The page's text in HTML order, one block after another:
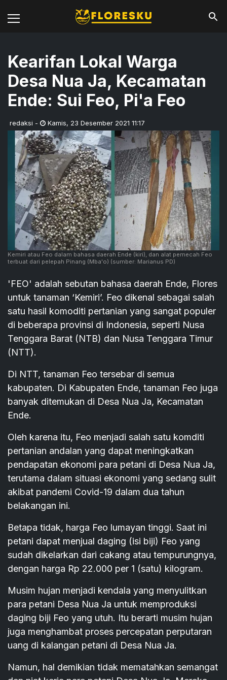
Kearifan Lokal Warga
Desa Nua Ja, Kecamatan
Ende: Sui Feo, Pi'a Feo
redaksi - Kamis, 23 Desember 2021 11:17
Kemiri atau Feo dalam bahasa daerah Ende (kiri), dan alat pemecah Feo
terbuat dari pelepah Pinang (Mba'o) (sumber: Marianus PD)
'FEO' adalah sebutan bahasa daerah Ende, Flores
untuk tanaman ‘Kemiri’. Feo dikenal sebagai salah
satu hasil komoditi pertanian yang sangat populer
di beberapa provinsi di Indonesia, seperti Nusa
Tenggara Barat (NTB) dan Nusa Tenggara Timur
(NTT).
Di NTT, tanaman Feo tersebar di semua
kabupaten. Di Kabupaten Ende, tanaman Feo juga
banyak ditemukan di Desa Nua Ja, Kecamatan
Ende.
Oleh karena itu, Feo menjadi salah satu komditi
pertanian andalan yang dapat meningkatkan
pendapatan ekonomi para petani di Desa Nua Ja,
terutama dalam situasi ekonomi yang sedang sulit
akibat pandemi Covid-19 dalam dua tahun
belakangan ini.
Betapa tidak, harga Feo lumayan tinggi. Saat ini
petani dapat menjual daging (isi biji) Feo yang
sudah dikelarkan dari cakang atau tempurungnya,
dengan harga Rp 22.000 per 1 (satu) kilogram.
Musim hujan menjadi kendala yang menyulitkan
para petani Desa Nua Ja untuk memproduksi
daging biji Feo yang utuh. Itu berarti musim hujan
juga menghambat proses percepatan perputaran
uang di kalangan petani di Desa Nua Ja.
Namun, hal demikian tidak mematahkan semangat